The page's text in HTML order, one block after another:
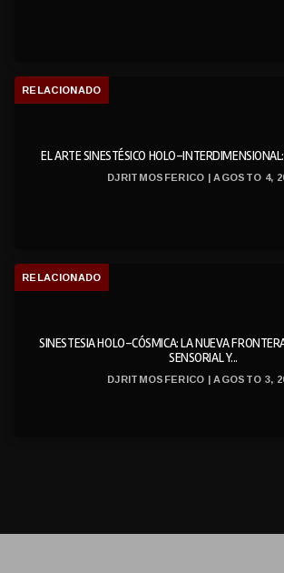
RELACIONADO
EL ARTE SINESTÉSICO HOLO-
DJRITMOSFERICO | AGOSTO 4,
RELACIONADO
SINESTESIA HOLO-CÓSMICA: LA NUEVA
SENSORIAL Y...
DJRITMOSFERICO | AGOSTO 3,